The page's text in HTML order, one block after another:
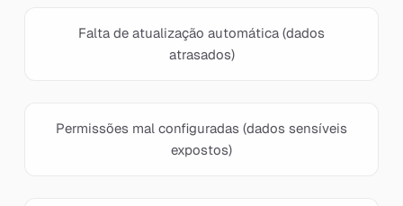
Falta de atualização automática (dados
atrasados)
Permissões mal configuradas (dados sensíveis
expostos)